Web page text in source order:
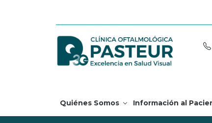
Quiénes Somos Información al